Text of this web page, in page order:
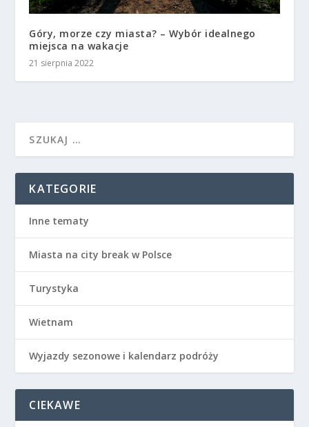
Góry, morze czy miasta? – Wybór idealnego
miejsca na wakacje
21 sierpnia 2022
KATEGORIE
Inne tematy
Miasta na city break w Polsce
Turystyka
Wietnam
Wyjazdy sezonowe i kalendarz podróży
CIEKAWE